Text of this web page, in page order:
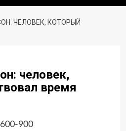
ЧЕЛОВЕК, КОТОРЫЙ
человек,
время